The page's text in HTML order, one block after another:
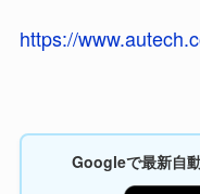
https://
Googleで最新自